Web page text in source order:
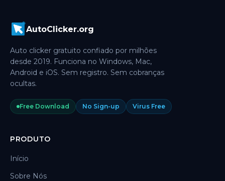
AutoClicker.org
Auto clicker gratuito confiado por milhões
desde 2019. Funciona no Windows, Mac,
Android e iOS. Sem registro. Sem cobranças
ocultas.
Free Download No Sign-up Virus Free
PRODUTO
Início
Sobre Nós